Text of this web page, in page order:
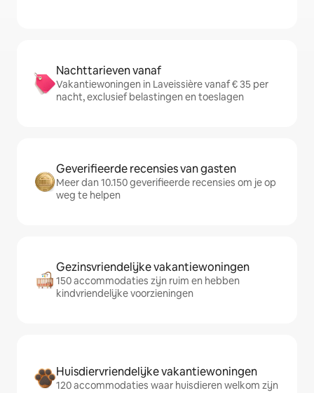
Nachttarieven vanaf
Vakantiewoningen in Laveissière vanaf € 35 per
nacht, exclusief belastingen en toeslagen
Geverifieerde recensies van gasten
Meer dan 10.150 geverifieerde recensies om je op
weg te helpen
Gezinsvriendelijke vakantiewoningen
150 accommodaties zijn ruim en hebben
kindvriendelijke voorzieningen
Huisdiervriendelijke vakantiewoningen
120 accommodaties waar huisdieren welkom zijn